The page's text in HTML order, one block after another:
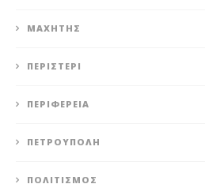
ΜΑΧΗΤΗΣ
ΠΕΡΙΣΤΈΡΙ
ΠΕΡΙΦΈΡΕΙΑ
ΠΕΤΡΟΎΠΟΛΗ
ΠΟΛΙΤΙΣΜΌΣ